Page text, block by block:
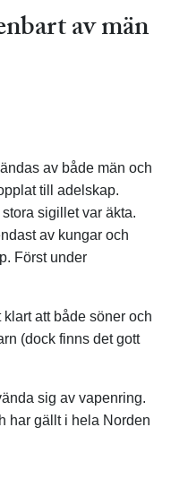
av män
av både män och
till adelskap.
sigillet var äkta.
av kungar och
Först under
att både söner och
(dock finns det gott
sig av vapenring.
har gällt i hela Norden